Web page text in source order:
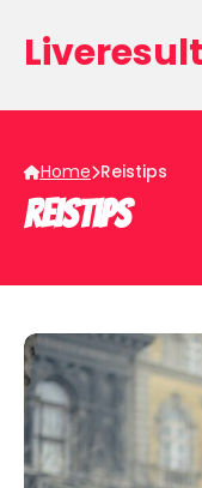
Home Reistips
Reistips